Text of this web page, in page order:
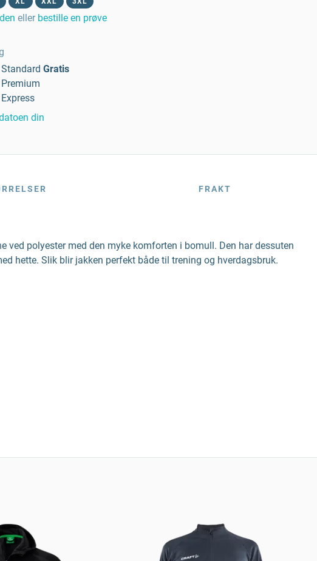
eller bestille en prøve
Standard Gratis
Premium
Express
din
FRAKT
ved polyester med den myke komforten i bomull. Den har dessuten
hette. Slik blir jakken perfekt både til trening og hverdagsbruk.